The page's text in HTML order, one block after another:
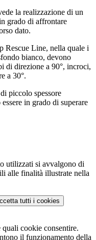
la realizzazione di un
grado di affrontare
dato.
Rescue Line, nella quale i
bianco, devono
di direzione a 90°, incroci,
a 30°.
piccolo spessore
in grado di superare
utilizzati si avvalgono di
alle finalità illustrate nella
tutti i cookies
quali cookie consentire.
il funzionamento della